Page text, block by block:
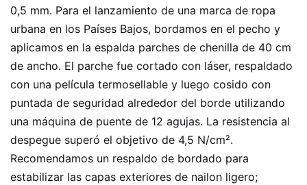
0,5 mm. Para el lanzamiento de una marca de ropa
urbana en los Países Bajos, bordamos en el pecho y
aplicamos en la espalda parches de chenilla de 40 cm
de ancho. El parche fue cortado con láser, respaldado
con una película termosellable y luego cosido con
puntada de seguridad alrededor del borde utilizando
una máquina de puente de 12 agujas. La resistencia al
despegue superó el objetivo de 4,5 N/cm².
Recomendamos un respaldo de bordado para
estabilizar las capas exteriores de nailon ligero;